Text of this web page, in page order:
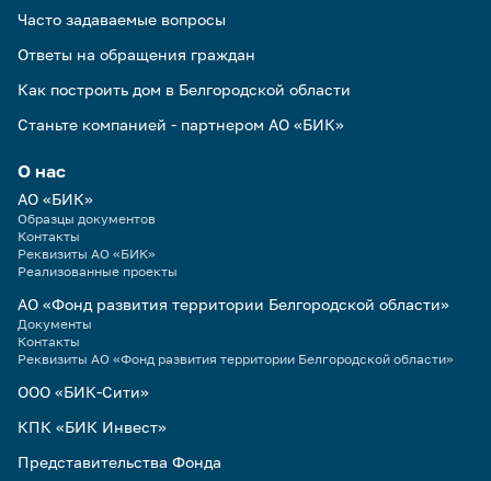
Часто задаваемые вопросы
Ответы на обращения граждан
Как построить дом в Белгородской области
Станьте компанией - партнером АО «БИК»
О нас
АО «БИК»
Образцы документов
Контакты
Реквизиты АО «БИК»
Реализованные проекты
АО «Фонд развития территории Белгородской области»
Документы
Контакты
Реквизиты АО «Фонд развития территории Белгородской области»
ООО «БИК-Сити»
КПК «БИК Инвест»
Представительства Фонда